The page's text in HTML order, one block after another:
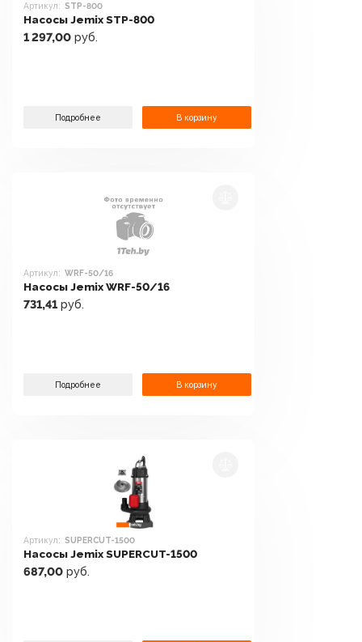
Артикул: STP-800
Насосы Jemix STP-800
1 297,00 руб.
Подробнее В корзину
Артикул: WRF-50/16
Насосы Jemix WRF-50/16
731,41 руб.
Подробнее В корзину
Артикул: SUPERCUT-1500
Насосы Jemix SUPERCUT-1500
687,00 руб.